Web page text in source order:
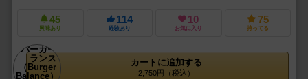
45
興味あり
114
経験あり
10
お気に入り
75
持ってる
カートに追加する
2,750円（税込）